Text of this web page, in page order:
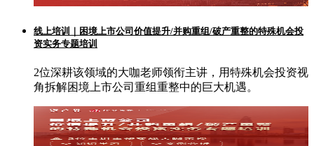
线上培训｜困境上市公司价值提升/并购重组/破产重整的特殊机会投
资实务专题培训
2位深耕该领域的大咖老师领衔主讲，用特殊机会投资视
角拆解困境上市公司重组重整中的巨大机遇。